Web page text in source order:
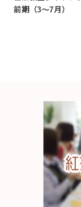
前期（3～7月）